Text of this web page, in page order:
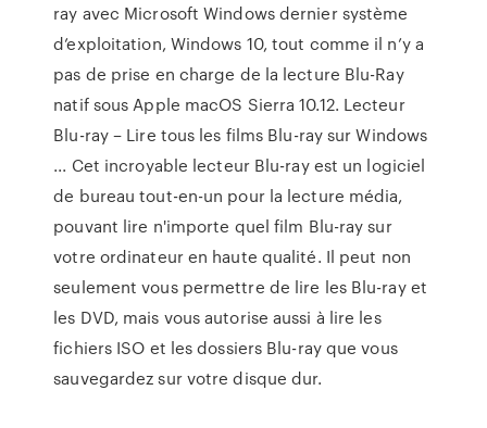
ray avec Microsoft Windows dernier système
d’exploitation, Windows 10, tout comme il n’y a
pas de prise en charge de la lecture Blu-Ray
natif sous Apple macOS Sierra 10.12. Lecteur
Blu-ray – Lire tous les films Blu-ray sur Windows
... Cet incroyable lecteur Blu-ray est un logiciel
de bureau tout-en-un pour la lecture média,
pouvant lire n'importe quel film Blu-ray sur
votre ordinateur en haute qualité. Il peut non
seulement vous permettre de lire les Blu-ray et
les DVD, mais vous autorise aussi à lire les
fichiers ISO et les dossiers Blu-ray que vous
sauvegardez sur votre disque dur.